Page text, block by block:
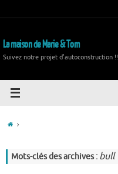
La maison de Marie & Tom
Suivez notre projet d'autoconstruction !!
Mots-clés des archives : bull